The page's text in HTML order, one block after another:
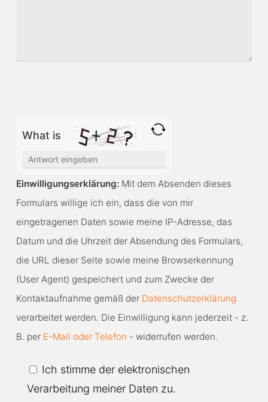
What is
Solve
the
continue.
Einwilligungserklärung:Mit dem Absenden dieses
Formulars willige ich ein, dass die von mir
eingetragenen Daten sowie meine IP-Adresse, das
Datum und die Uhrzeit der Absendung des Formulars,
die URL dieser Seite sowie meine Browserkennung
(User Agent) gespeichert und zum Zwecke der
Kontaktaufnahme gemäß der Datenschutzerklärung
verarbeitet werden. Die Einwilligung kann jederzeit - z.
B. per E-Mail oder Telefon - widerrufen werden.
Ich stimme der elektronischen
Verarbeitung meiner Daten zu.